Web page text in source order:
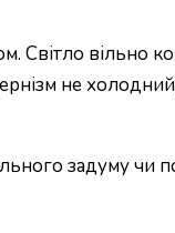
Світло вільно
не
задуму